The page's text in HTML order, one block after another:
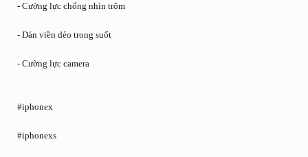
- Cường lực chống nhìn trộm
- Dán viền dẻo trong suốt
- Cường lực camera
#iphonex
#iphonexs